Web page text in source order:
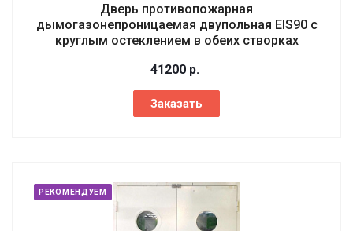
Дверь противопожарная
дымогазонепроницаемая двупольная EIS90 с
круглым остеклением в обеих створках
41200 р.
Заказать
РЕКОМЕНДУЕМ